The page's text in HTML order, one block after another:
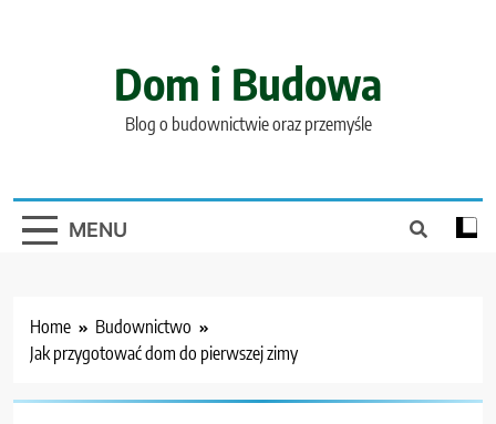
Dom i Budowa
Blog o budownictwie oraz przemyśle
MENU
Home
Budownictwo
Jak przygotować dom do pierwszej zimy